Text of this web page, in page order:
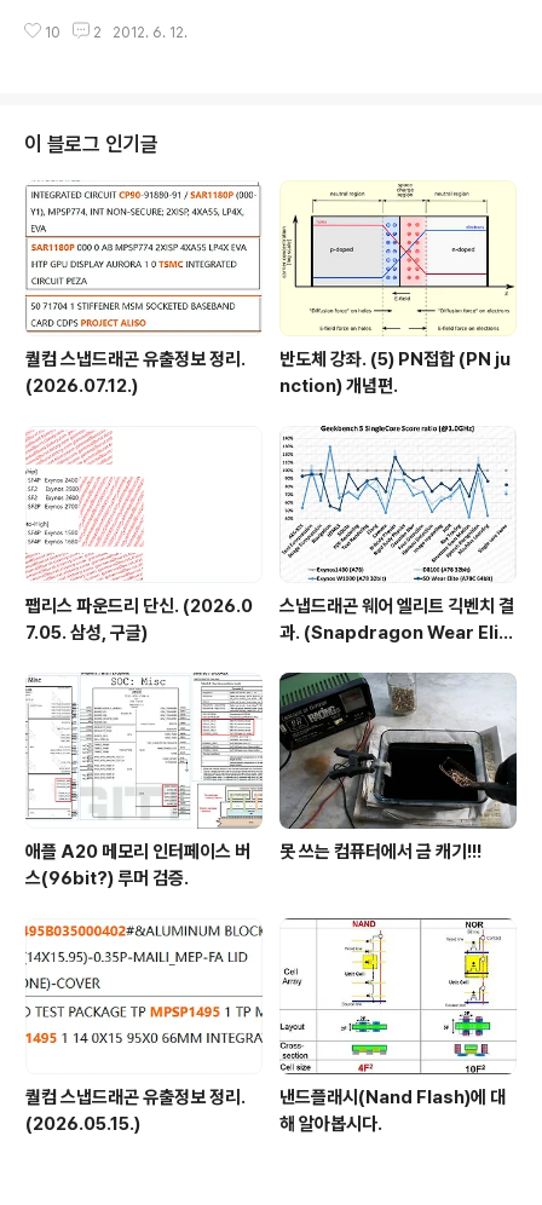
- 클럭당 성능에서 엑시노스 쿼드..
니다. (ARM vs X86 성능 비교. (Ubuntu)) Ubuntu 12.10 결과가 추가되었
없습니다. (ARM vs X86 성능 비교. (Ubuntu)) - 20..
10 2 2012. 6. 12.
이 블로그 인기글
퀄컴 스냅드래곤 유출정보 정리.
(2026.07.12.)
반도체 강좌. (5) PN접합 (PN ju
nction) 개념편.
팹리스 파운드리 단신. (2026.0
7.05. 삼성, 구글)
스냅드래곤 웨어 엘리트 긱벤치 결
과. (Snapdragon Wear Elit
애플 A20 메모리 인터페이스 버
스(96bit?) 루머 검증.
못 쓰는 컴퓨터에서 금 캐기!!!
퀄컴 스냅드래곤 유출정보 정리.
(2026.05.15.)
낸드플래시(Nand Flash)에 대
해 알아봅시다.